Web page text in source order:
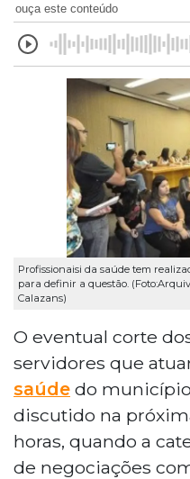
ouça este conteúdo
Profissionaisi da saúde tem
para definir a questão.
Calazans)
O eventual corte
servidores que
saúde do
discutido na
horas, quando a
de negociações